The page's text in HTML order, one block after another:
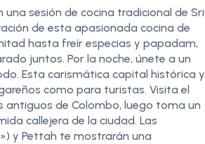
sesión de cocina tradicional de Sri
de esta apasionada cocina de
hasta freír especias y papadam,
juntos. Por la noche, únete a un
Esta carismática capital histórica y
como para turistas. Visita el
de Colombo, luego toma un
callejera de la ciudad. Las
y Pettah te mostrarán una